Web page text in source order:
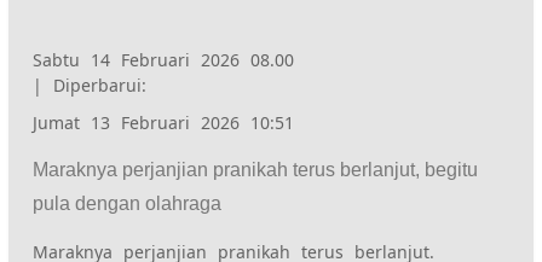
Sabtu 14 Februari 2026 08.00
| Diperbarui:
Jumat 13 Februari 2026 10:51
Maraknya perjanjian pranikah terus berlanjut, begitu
pula dengan olahraga
Maraknya perjanjian pranikah terus berlanjut.